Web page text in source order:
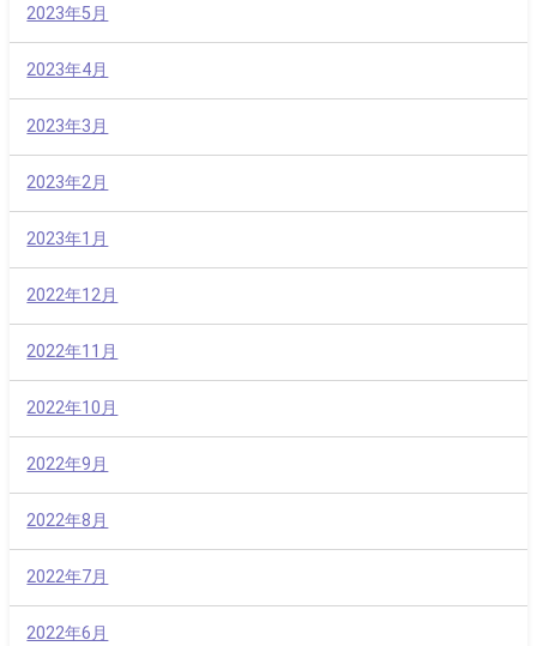
2023年5月
2023年4月
2023年3月
2023年2月
2023年1月
2022年12月
2022年11月
2022年10月
2022年9月
2022年8月
2022年7月
2022年6月